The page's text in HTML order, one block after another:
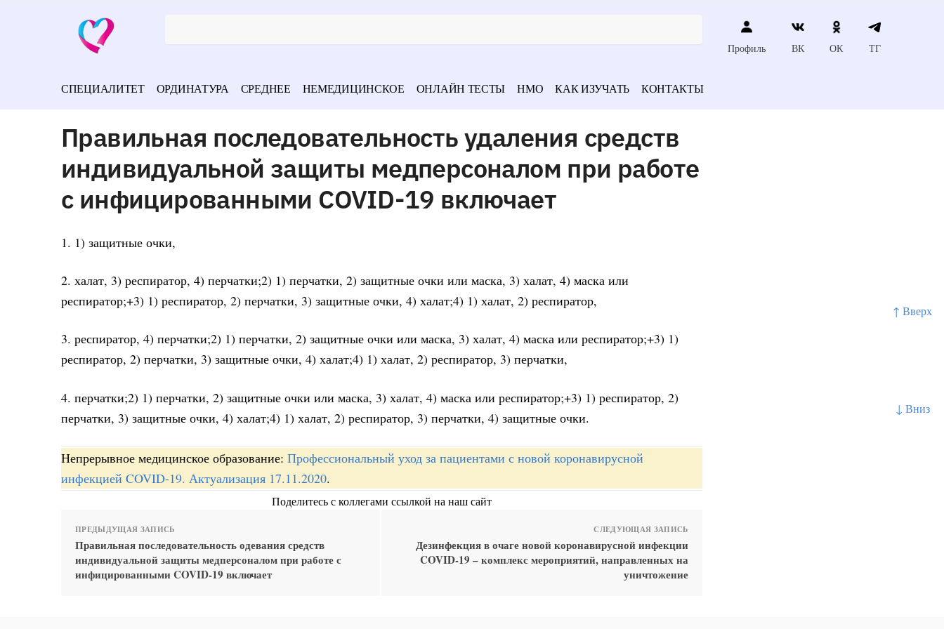
↑ Вверх
↓ Вниз
Профиль ВК ОК ТГ
СПЕЦИАЛИТЕТ ОРДИНАТУРА СРЕДНЕЕ НЕМЕДИЦИНСКОЕ ОНЛАЙН ТЕСТЫ НМО КАК ИЗУЧАТЬ КОНТАКТЫ
Правильная последовательность удаления средств
индивидуальной защиты медперсоналом при работе
с инфицированными COVID-19 включает
1. 1) защитные очки,
2. халат, 3) респиратор, 4) перчатки;2) 1) перчатки, 2) защитные очки или маска, 3) халат, 4) маска или
респиратор;+3) 1) респиратор, 2) перчатки, 3) защитные очки, 4) халат;4) 1) халат, 2) респиратор,
3. респиратор, 4) перчатки;2) 1) перчатки, 2) защитные очки или маска, 3) халат, 4) маска или респиратор;+3) 1)
респиратор, 2) перчатки, 3) защитные очки, 4) халат;4) 1) халат, 2) респиратор, 3) перчатки,
4. перчатки;2) 1) перчатки, 2) защитные очки или маска, 3) халат, 4) маска или респиратор;+3) 1) респиратор, 2)
перчатки, 3) защитные очки, 4) халат;4) 1) халат, 2) респиратор, 3) перчатки, 4) защитные очки.
Непрерывное медицинское образование: Профессиональный уход за пациентами с новой коронавирусной
инфекцией COVID-19. Актуализация 17.11.2020.
Поделитесь с коллегами ссылкой на наш сайт
ПРЕДЫДУЩАЯ ЗАПИСЬ
Правильная последовательность одевания средств
индивидуальной защиты медперсоналом при работе с
инфицированными COVID-19 включает
СЛЕДУЮЩАЯ ЗАПИСЬ
Дезинфекция в очаге новой коронавирусной инфекции
COVID-19 – комплекс мероприятий, направленных на
уничтожение